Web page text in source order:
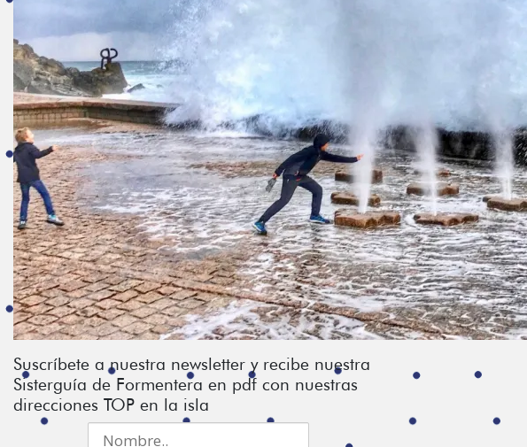
Suscríbete a nuestra newsletter y recibe nuestra
Sisterguía de Formentera en pdf con nuestras
direcciones TOP en la isla